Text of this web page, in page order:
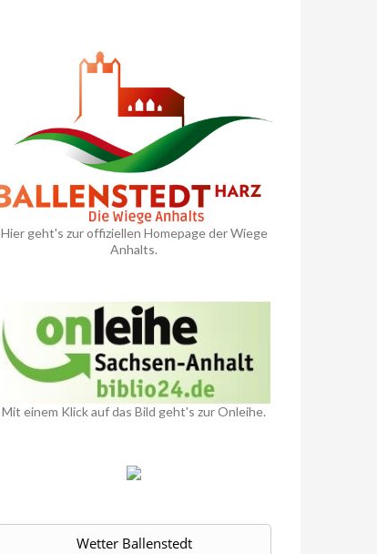
Hier geht's zur offiziellen Homepage der Wiege
Anhalts.
Mit einem Klick auf das Bild geht's zur Onleihe.
Wetter Ballenstedt